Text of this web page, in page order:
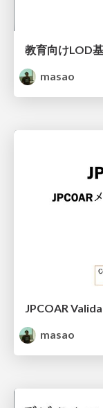
masao
JPCOAR
masao